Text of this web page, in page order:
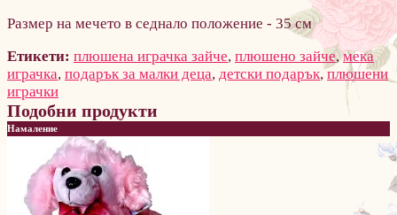
Размер на мечето в седнало положение - 35 см
Етикети: плюшена играчка зайче, плюшено зайче,мека
играчка, подарък за малки деца, детски подарък,плюшени
играчки
Подобни продукти
Намаление